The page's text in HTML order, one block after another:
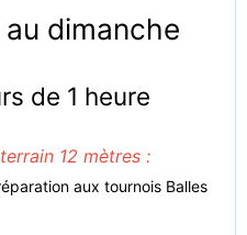
dimanche
de 1 heure
12 mètres :
aux tournois Balles